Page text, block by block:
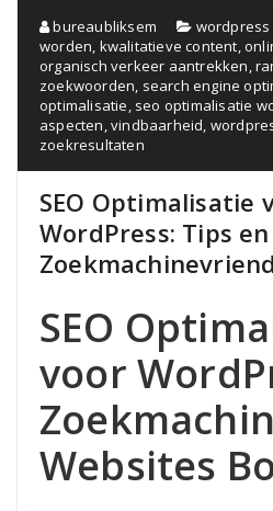
bureaubliksem wordpress
worden, kwalitatieve content,
organisch verkeer aantrekken,
zoekwoorden, search engine
optimalisatie, seo optimalisatie
aspecten,vindbaarheid,
zoekresultaten
SEO Optimalisatie
WordPress: Tips
SEO
voor
Websites